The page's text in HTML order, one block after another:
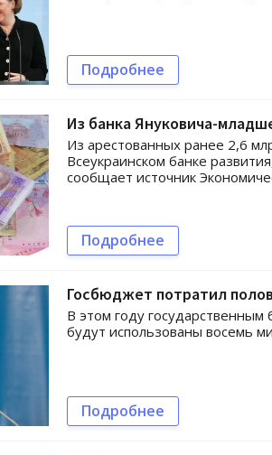
Подробнее
Из банка Януковича-
Из арестованных ранее 2,6
Всеукраинском банке
сообщает источник
Подробнее
Госбюджет потратил
В этом году
будут использованы восемь
Подробнее